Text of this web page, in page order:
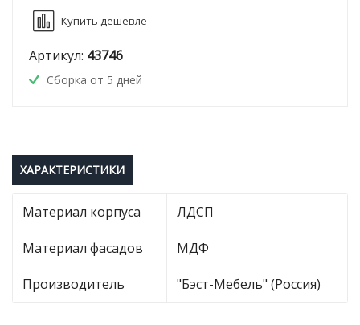
Купить дешевле
Артикул: 43746
Сборка от 5 дней
ХАРАКТЕРИСТИКИ
Материал корпуса ЛДСП
Материал фасадов МДФ
Производитель "Бэст-Мебель" (Россия)